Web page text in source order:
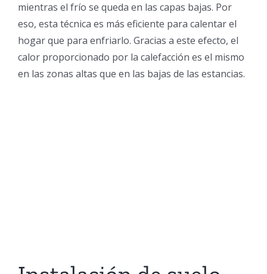
mientras el frío se queda en las capas bajas. Por
eso, esta técnica es más eficiente para calentar el
hogar que para enfriarlo. Gracias a este efecto, el
calor proporcionado por la calefacción es el mismo
en las zonas altas que en las bajas de las estancias.